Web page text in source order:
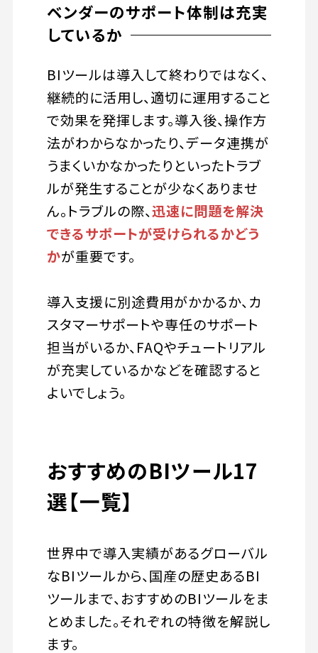
ベンダーのサポート体制は充実
しているか
BIツールは導入して終わりではなく、
継続的に活用し、適切に運用すること
で効果を発揮します。導入後、操作方
法がわからなかったり、データ連携が
うまくいかなかったりといったトラブ
ルが発生することが少なくありませ
ん。トラブルの際、迅速に問題を解決
できるサポートが受けられるかどう
かが重要です。
導入支援に別途費用がかかるか、カ
スタマーサポートや専任のサポート
担当がいるか、FAQやチュートリアル
が充実しているかなどを確認すると
よいでしょう。
おすすめのBIツール17
選【一覧】
世界中で導入実績があるグローバル
なBIツールから、国産の歴史あるBI
ツールまで、おすすめのBIツールをま
とめました。それぞれの特徴を解説し
ます。